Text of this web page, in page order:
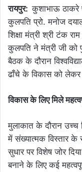
रायपुर:कुशाभाऊ ठाकरे
कुलपति प्रो. मनोज
शिक्षा मंत्री श्री टंक
कुलपति ने मंत्री जी को
बैठक के दौरान
ढाँचे के विकास को लेकर
विकास के लिए मिले
मुलाकात के दौरान उच्च
में संख्यात्मक विस्तार के
सुधार पर विशेष जोर
बनाने के लिए कई